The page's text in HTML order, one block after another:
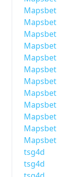
Mapsbet
Mapsbet
Mapsbet
Mapsbet
Mapsbet
Mapsbet
Mapsbet
Mapsbet
Mapsbet
Mapsbet
Mapsbet
Mapsbet
tsg4d
tsg4d